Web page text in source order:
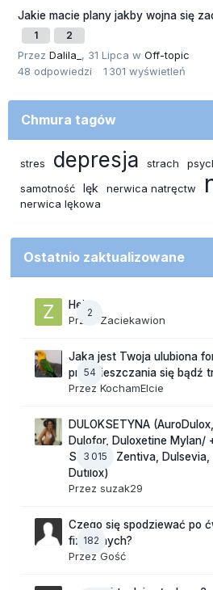
Jakie macie plany jakby wojna się
1 2
Przez Dalila_ , 31 Lipca w Off-topic
48 odpowiedzi 1 301 wyświetleń
Chmura tagów
stres depresja strach
samotność lęk nerwica natręctw
nerwica lękowa
Ostatnio zaktualizowane
2
Hej
Przez Zaciekawion
54
Jaka jest Twoja ulubiona
przemieszczania się bądź
Przez KochamElcie
3 015
DULOKSETYNA
Dulofor, Duloxetine Mylan/
Sandoz/ Zentiva, Dulsevia,
Dutilox)
Przez suzak29
182
Czego się spodziewać po
fizycznych?
Przez Gość